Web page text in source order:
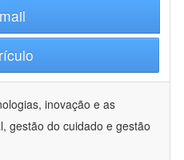
inovação e as
gestão do cuidado e gestão